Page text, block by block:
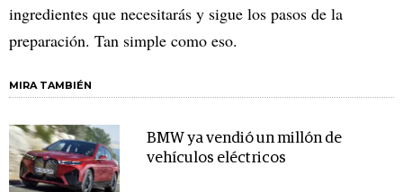
ingredientes que necesitarás y sigue los pasos de la
preparación. Tan simple como eso.
MIRA TAMBIÉN
BMW ya vendió un millón de
vehículos eléctricos